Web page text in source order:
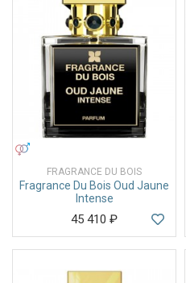
FRAGRANCE DU BOIS
Fragrance Du Bois Oud Jaune
Intense
45 410 ₽